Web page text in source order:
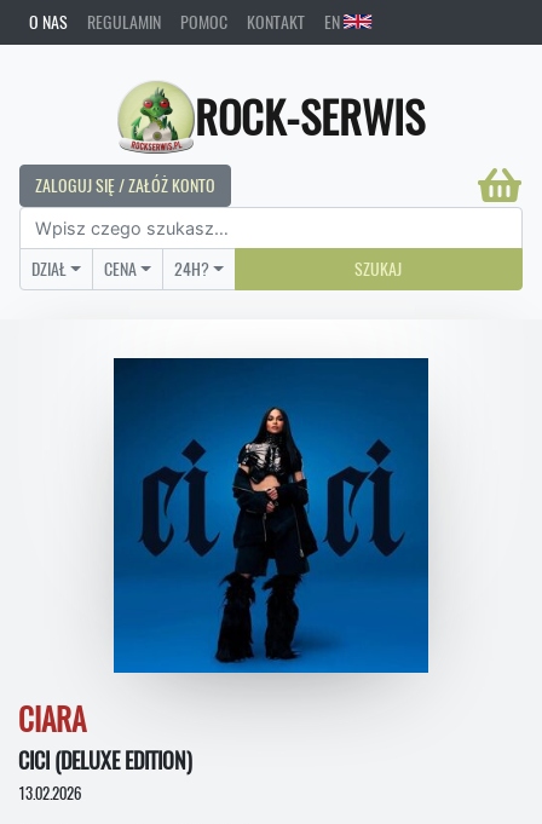
O NAS REGULAMIN POMOC KONTAKT EN
ROCK-SERWIS
ZALOGUJ SIĘ / ZAŁÓŻ KONTO
DZIAŁ CENA 24H? SZUKAJ
CIARA
CICI (DELUXE EDITION)
13.02.2026